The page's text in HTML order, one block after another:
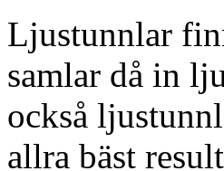
Ljustunnlar
samlar då in
också
allra bäst